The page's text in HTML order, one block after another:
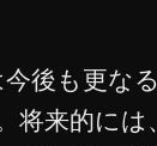
後も更な
将来的には